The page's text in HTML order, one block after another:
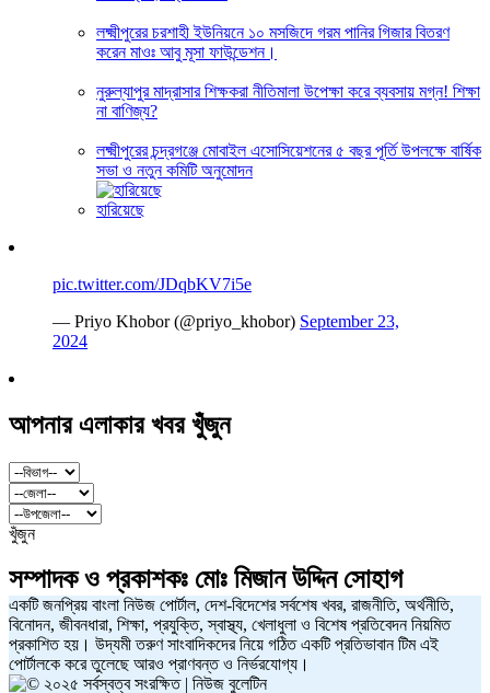
লক্ষ্মীপুরের চরশাহী ইউনিয়নে ১০ মসজিদে গরম পানির গিজার বিতরণ
করেন মাওঃ আবু মূসা ফাউন্ডেশন।
নুরুল্যাপুর মাদ্রাসার শিক্ষকরা নীতিমালা উপেক্ষা করে ব্যবসায় মগ্ন! শিক্ষা
না বাণিজ্য?
লক্ষ্মীপুরের চন্দ্রগঞ্জে মোবাইল এসোসিয়েশনের ৫ বছর পূর্তি উপলক্ষে বার্ষিক
সভা ও নতুন কমিটি অনুমোদন
হারিয়েছে
pic.twitter.com/JDqbKV7i5e
— Priyo Khobor (@priyo_khobor) September 23,
2024
আপনার এলাকার খবর খুঁজুন
খুঁজুন
সম্পাদক ও প্রকাশকঃ মোঃ মিজান উদ্দিন সোহাগ
একটি জনপ্রিয় বাংলা নিউজ পোর্টাল, দেশ-বিদেশের সর্বশেষ খবর, রাজনীতি, অর্থনীতি,
বিনোদন, জীবনধারা, শিক্ষা, প্রযুক্তি, স্বাস্থ্য, খেলাধুলা ও বিশেষ প্রতিবেদন নিয়মিত
প্রকাশিত হয়। উদ্যমী তরুণ সাংবাদিকদের নিয়ে গঠিত একটি প্রতিভাবান টিম এই
পোর্টালকে করে তুলেছে আরও প্রাণবন্ত ও নির্ভরযোগ্য।